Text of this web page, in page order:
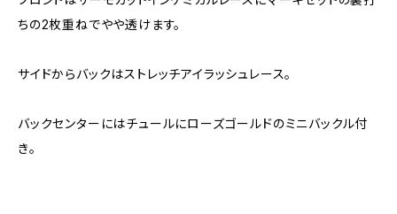
ちの2枚重ねでやや透けます。
サイドからバックはストレッチアイラッシュレース。
バックセンターにはチュールにローズゴールドのミニバックル付
き。